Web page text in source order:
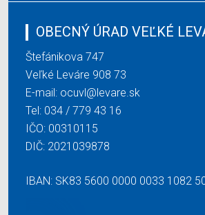
OBECNÝ ÚRAD VEĽKÉ
Štefánikova 747
Veľké Leváre 908 73
E-mail: ocuvl@levare.sk
Tel: 034 / 779 43 16
IČO: 00310115
DIČ: 2021039878
IBAN: SK83 5600 0000 0033 1082